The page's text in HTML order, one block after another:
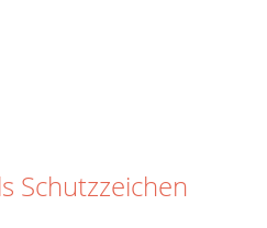
Schutzzeichen